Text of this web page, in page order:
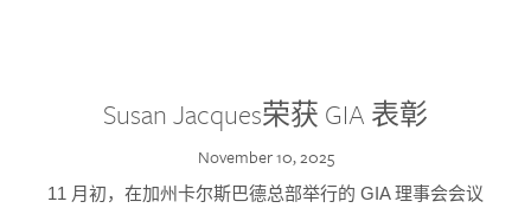
Susan Jacques荣获 GIA 表彰
November 10, 2025
11 月初，在加州卡尔斯巴德总部举行的 GIA 理事会会议